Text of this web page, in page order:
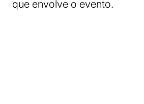
que envolve o evento.